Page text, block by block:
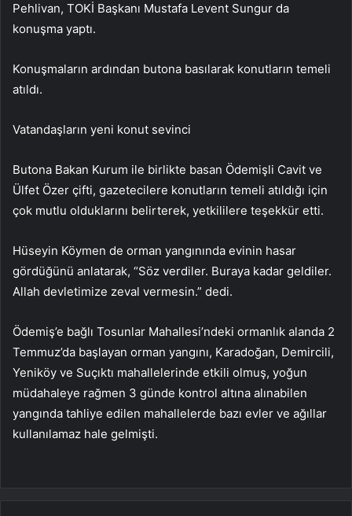
Pehlivan, TOKİ Başkanı Mustafa Levent Sungur da
konuşma yaptı.
Konuşmaların ardından butona basılarak konutların temeli
atıldı.
Vatandaşların yeni konut sevinci
Butona Bakan Kurum ile birlikte basan Ödemişli Cavit ve
Ülfet Özer çifti, gazetecilere konutların temeli atıldığı için
çok mutlu olduklarını belirterek, yetkililere teşekkür etti.
Hüseyin Köymen de orman yangınında evinin hasar
gördüğünü anlatarak, “Söz verdiler. Buraya kadar geldiler.
Allah devletimize zeval vermesin.” dedi.
Ödemiş’e bağlı Tosunlar Mahallesi’ndeki ormanlık alanda 2
Temmuz’da başlayan orman yangını, Karadoğan, Demircili,
Yeniköy ve Suçıktı mahallelerinde etkili olmuş, yoğun
müdahaleye rağmen 3 günde kontrol altına alınabilen
yangında tahliye edilen mahallelerde bazı evler ve ağıllar
kullanılamaz hale gelmişti.